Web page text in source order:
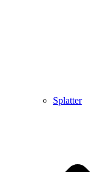
Splatter